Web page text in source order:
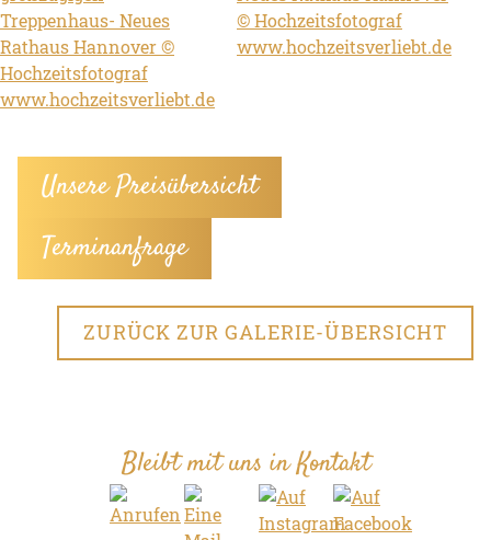
Unsere Preisübersicht
Terminanfrage
ZURÜCK ZUR GALERIE-ÜBERSICHT
Bleibt mit uns in Kontakt